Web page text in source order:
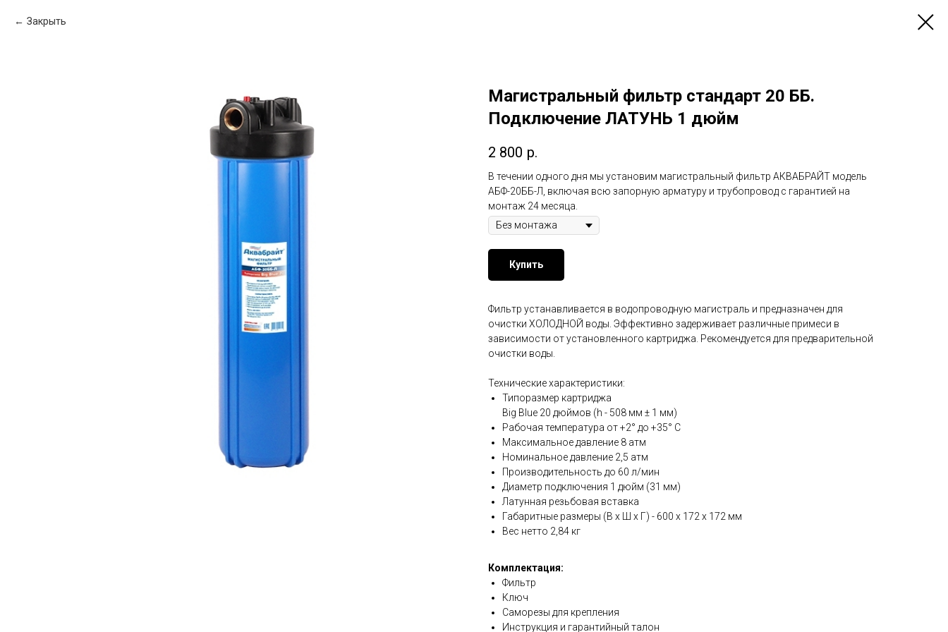
Закрыть
Магистральный фильтр стандарт 20 ББ.
Подключение ЛАТУНЬ 1 дюйм
2 800 р.
В течении одного дня мы установим магистральный фильтр АКВАБРАЙТ модель
АБФ-20ББ-Л, включая всю запорную арматуру и трубопровод с гарантией на
монтаж 24 месяца.
Купить
Фильтр устанавливается в водопроводную магистраль и предназначен для
очистки ХОЛОДНОЙ воды. Эффективно задерживает различные примеси в
зависимости от установленного картриджа. Рекомендуется для предварительной
очистки воды.
Технические характеристики:
Типоразмер картриджа
Big Blue 20 дюймов (h - 508 мм ± 1 мм)
Рабочая температура от +2° до +35° С
Максимальное давление 8 атм
Номинальное давление 2,5 атм
Производительность до 60 л/мин
Диаметр подключения 1 дюйм (31 мм)
Латунная резьбовая вставка
Габаритные размеры (В х Ш х Г) - 600 х 172 х 172 мм
Вес нетто 2,84 кг
Комплектация:
Фильтр
Ключ
Саморезы для крепления
Инструкция и гарантийный талон